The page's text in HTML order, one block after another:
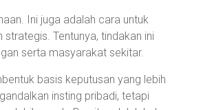
Ini juga adalah cara untuk
Tentunya, tindakan ini
serta masyarakat sekitar.
basis keputusan yang lebih
insting pribadi, tetapi